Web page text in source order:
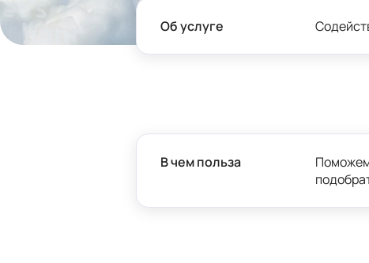
Об услуге
В чем польза